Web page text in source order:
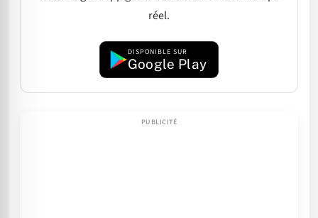
réel.
DISPONIBLE SUR
Google Play